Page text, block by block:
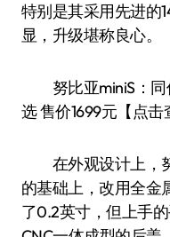
特别是其采用先进的
显，升级堪称良心。
努比亚miniS：同
选 售价1699元【点击
在外观设计上，努
的基础上，改用全金
了0.2英寸，但上手